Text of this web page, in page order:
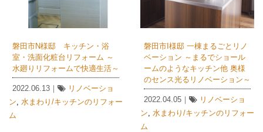
磐田市N様邸 キッチン・浴
室・洗面化粧台リフォーム ～
水廻りリフォームで快適生活～
2022.06.13｜
リノベーショ
ン, 水まわり/キッチンのリフォー
ム
磐田市I様邸 一棟まるごとリノ
ベーション ～まるでショール
ームのようなキッチン他 奥様
のセンス光るリノベーション～
2022.04.05｜
リノベーショ
ン, 水まわり/キッチンのリフォー
ム